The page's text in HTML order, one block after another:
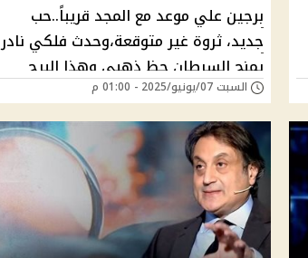
برجين علي موعد مع المجد قريباً..حب
جديد، ثروة غير متوقعة،وحدث فلكي نادر
يمنح السرطان حظ ذهبي وهذا البرج
الأوفر حظًا بعد العيد وفق توقعات ميشال
حايك
السبت 07/يونيو/2025 - 01:00 م